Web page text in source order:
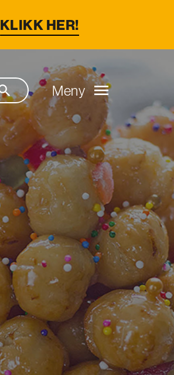
KLIKK HER!
Meny